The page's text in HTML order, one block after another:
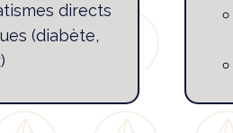
directs
(diabète,